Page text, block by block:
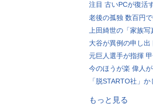
注目 古いPCが復活
老後の孤独 数百円
上田綺世の「家族写
大谷が異例の申し出
元巨人選手が指揮
今のほうが楽 偉人
「脱STARTO社」
もっと見る